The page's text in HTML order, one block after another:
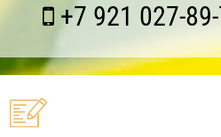
+7 921 027-